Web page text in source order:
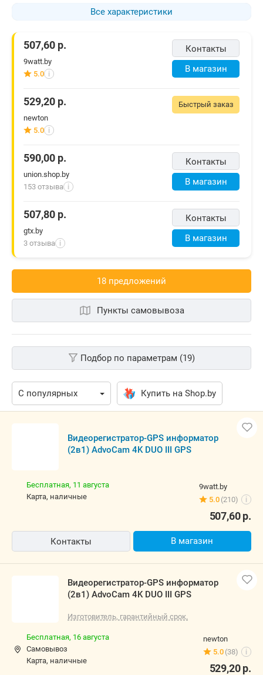
Все характеристики
Контакты
В магазин
507,60 р.
9watt.by
5.0 i
Быстрый заказ
529,20 р.
newton
5.0 i
Контакты
В магазин
590,00 р.
union.shop.by
153 отзыва
i
Контакты
В магазин
507,80 р.
gtx.by
3 отзыва
i
18 предложений
Пункты самовывоза
Подбор по параметрам (19)
Купить на Shop.by
Видеорегистратор-GPS информатор
(2в1) AdvoCam 4K DUO III GPS
9watt.by
5.0 (210) i
Бесплатная, 11 августа
карта, наличные
507,60р.
Контакты В магазин
Видеорегистратор-GPS информатор
(2в1) AdvoCam 4K DUO III GPS
Изготовитель, гарантийный срок.
newton
5.0 (38) i
Бесплатная, 16 августа
Самовывоз
карта, наличные
529,20р.